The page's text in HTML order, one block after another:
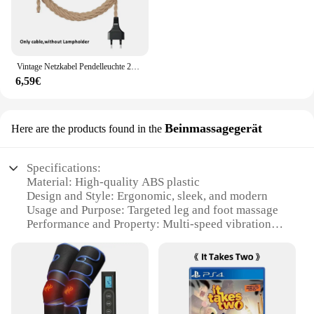
Vintage Netzkabel Pendelleuchte 2M Hanfseil Kabel E26 E27 Lampenfassung Sockel EU Stecker Schalter Industrielle Pendelleuchte
6,59€
Here are the products found in the Beinmassagegerät
Specifications:
Material: High-quality ABS plastic
Design and Style: Ergonomic, sleek, and modern
Usage and Purpose: Targeted leg and foot massage
Performance and Property: Multi-speed vibration
Shape or Size or Weight or Quantity: Compact and
lightweight for easy portability
Parts and Accessories: Includes a convenient
storage bag